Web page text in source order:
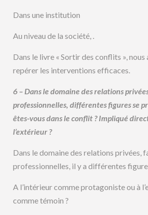
Dans une institution
Au niveau de la société, .
Dans le livre « Sortir des conflits », nous
repérer les interventions efficaces.
6 – Dans le domaine des relations
professionnelles, différentes figures se
êtes-vous dans le conflit ? Impliqué
l’extérieur ?
Dans le domaine des relations privées,
professionnelles, il y a différentes
A l’intérieur comme protagoniste ou à
comme témoin ?